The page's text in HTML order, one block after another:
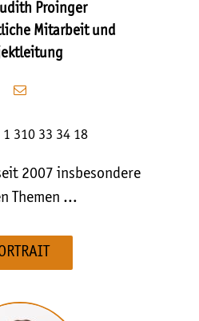
Proinger
Mitarbeit und
1 310 33 34 18
2007 insbesondere
Themen …